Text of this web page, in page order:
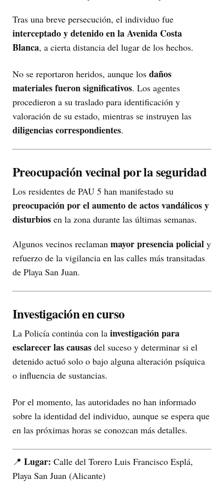
Tras una breve persecución, el individuo fue
interceptado y detenido en la Avenida Costa
Blanca, a cierta distancia del lugar de los hechos.
No se reportaron heridos, aunque los daños
materiales fueron significativos. Los agentes
procedieron a su traslado para identificación y
valoración de su estado, mientras se instruyen las
diligencias correspondientes.
Preocupación vecinal por la seguridad
Los residentes de PAU 5 han manifestado su
preocupación por el aumento de actos vandálicos y
disturbios en la zona durante las últimas semanas.
Algunos vecinos reclaman mayor presencia policial y
refuerzo de la vigilancia en las calles más transitadas
de Playa San Juan.
Investigación en curso
La Policía continúa con la investigación para
esclarecer las causas del suceso y determinar si el
detenido actuó solo o bajo alguna alteración psíquica
o influencia de sustancias.
Por el momento, las autoridades no han informado
sobre la identidad del individuo, aunque se espera que
en las próximas horas se conozcan más detalles.
📍 Lugar: Calle del Torero Luis Francisco Esplá,
Playa San Juan (Alicante)